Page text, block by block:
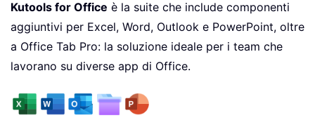
Kutools for Office è la suite che include componenti
aggiuntivi per Excel, Word, Outlook e PowerPoint, oltre
a Office Tab Pro: la soluzione ideale per i team che
lavorano su diverse app di Office.